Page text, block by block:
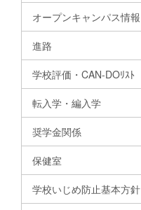
オープンキャンパス情報
進路
学校評価・CAN-DOﾘｽﾄ
転入学・編入学
奨学金関係
保健室
学校いじめ防止基本方針